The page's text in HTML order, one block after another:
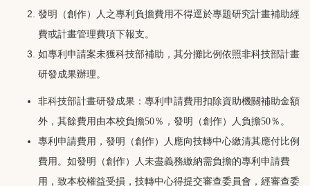
發明（創作）人之專利負擔費用不得逕於專題研究計畫補助經
費或計畫管理費項下報支。
如專利申請案未獲科技部補助，其分攤比例依照非科技部計畫
研發成果辦理。
非科技部計畫研發成果：專利申請費用扣除資助機關補助金額
外，其餘費用由本校負擔50％，發明（創作）人負擔50％。
專利申請費用，發明（創作）人應向技轉中心繳清其應付比例
費用。如發明（創作）人未盡義務繳納需負擔的專利申請費
用，致本校權益受損，技轉中心得提交審查委員會，經審查委